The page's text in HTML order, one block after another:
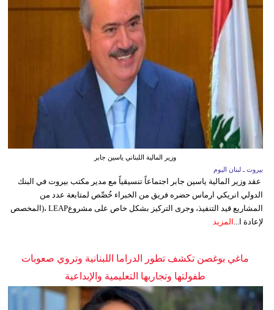
وزير المالية اللبناني ياسين جابر
بيروت ـ لبنان اليوم
عقد وزير المالية ياسين جابر اجتماعاً تنسيقياً مع مدير مكتب بيروت في البنك
الدولي انريكي ارماس حضره فريق من الخبراء خُصِّص لمتابعة عدد من
المشاريع قيد التنفيذ، وجرى التركيز بشكل خاص على مشروعLEAP ،(المخصص
لإعادة ا... المزيد
ماغي بوغصن تكشف تطور الدراما اللبنانية وتروي صعوبات
طفولتها وتجاربها التعليمية والإبداعية